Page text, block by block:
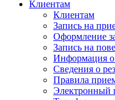
Клиентам
Клиентам
Запись на
Оформление
Запись на
Информация о
Сведения о
Правила
Электронный